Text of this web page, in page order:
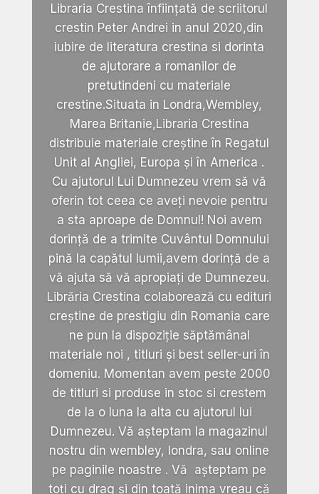
Libraria Crestina înființată de scriitorul
crestin Peter Andrei in anul 2020,din
iubire de literatura crestina si dorinta
de ajutorare a romanilor de
pretutindeni cu materiale
crestine.Situata in Londra,Wembley,
Marea Britanie,Libraria Crestina
distribuie materiale creștine în Regatul
Unit al Angliei, Europa și în America .
Cu ajutorul Lui Dumnezeu vrem să vă
oferin tot ceea ce aveți nevoie pentru
a sta aproape de Domnul! Noi avem
dorință de a trimite Cuvântul Domnului
pină la capătul lumii,avem dorință de a
vă ajuta să vă apropiați de Dumnezeu.
Librăria Crestina colaborează cu edituri
creștine de prestigiu din Romania care
ne pun la dispoziție săptămânal
materiale noi , titluri și best seller-uri în
domeniu. Momentan avem peste 2000
de titluri si produse in stoc si crestem
de la o luna la alta cu ajutorul lui
Dumnezeu. Vă așteptam la magazinul
nostru din wembley, londra, sau online
pe paginile noastre . Vă așteptam pe
toți cu drag și din toată inima vreau că